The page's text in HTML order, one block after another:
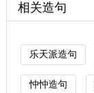
相关造句
乐天派造句
忡忡造句